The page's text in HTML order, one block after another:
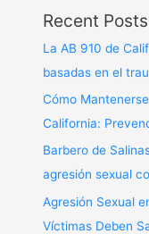
Recent Posts
La AB 910 de
basadas en el
Cómo
California:
Barbero de
agresión sexual
Agresión Sexual
Víctimas Deben